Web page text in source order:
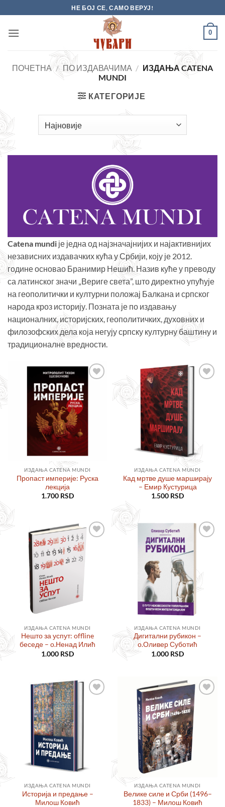
to
content
НЕ БОЈ СЕ, САМО ВЕРУЈ!
0
ПОЧЕТНА / ПО ИЗДАВАЧИМА / ИЗДАЊА CATENA
MUNDI
КАТЕГОРИЈЕ
Catena mundi је једна од најзначајнијих и најактивнијих
независних издавачких кућа у Србији, коју је 2012.
године основао Бранимир Нешић. Назив куће у преводу
са латинског значи „Вериге света”, што директно упућује
на геополитички и културни положај Балкана и српског
народа кроз историју. Позната је по издавању
националних, историјских, геополитичких, духовних и
филозофских дела која негују српску културну баштину и
традиционалне вредности.
Додајте
у листу
жеља
ИЗДАЊА CATENA MUNDI
Пропаст империје: Руска
лекција
1.700 RSD
ИЗДАЊА CATENA MUNDI
Кад мртве душе марширају
– Емир Кустурица
1.500 RSD
Додајте
у листу
ИЗДАЊА CATENA MUNDI
Нешто за успут: offline
беседе – о.Ненад Илић
1.000 RSD
у листу
ИЗДАЊА CATENA MUNDI
Дигитални рубикон –
о.Оливер Суботић
1.000 RSD
ИЗДАЊА CATENA MUNDI
Историја и предање –
Милош Ковић
Додајте
у листу
жеља
ИЗДАЊА CATENA MUNDI
Велике силе и Срби (1496–
1833) – Милош Ковић